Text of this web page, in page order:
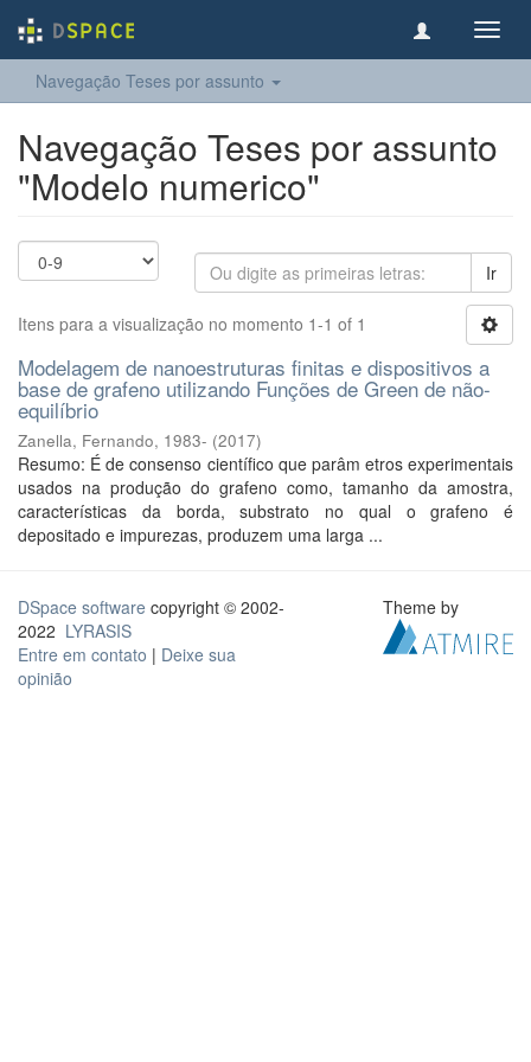
Navegação Teses por assunto
Navegação Teses por assunto
"Modelo numerico"
Ir
Itens para a visualização no momento 1-1 of 1
Modelagem de nanoestruturas finitas e dispositivos a
base de grafeno utilizando Funções de Green de não-
equilíbrio
Zanella, Fernando, 1983- (2017)
Resumo: É de consenso científico que parâm etros experimentais
usados na produção do grafeno como, tamanho da amostra,
características da borda, substrato no qual o grafeno é
depositado e impurezas, produzem uma larga ...
DSpace software copyright © 2002-
2022 LYRASIS
Entre em contato | Deixe sua
opinião
Theme by